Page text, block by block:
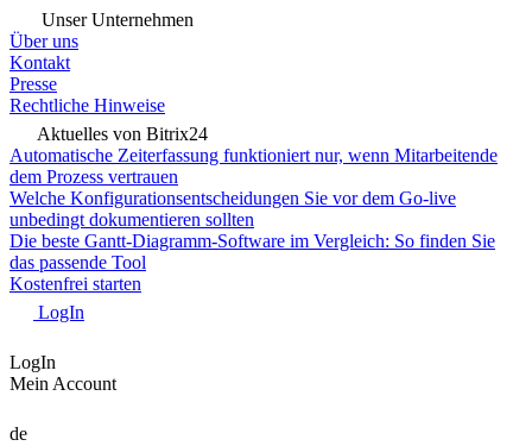
Unser Unternehmen
Über uns
Kontakt
Presse
Rechtliche Hinweise
Aktuelles von Bitrix24
Automatische Zeiterfassung funktioniert nur, wenn Mitarbeitende
dem Prozess vertrauen
Welche Konfigurationsentscheidungen Sie vor dem Go-live
unbedingt dokumentieren sollten
Die beste Gantt-Diagramm-Software im Vergleich: So finden Sie
das passende Tool
Kostenfrei starten
LogIn
LogIn
Mein Account
de